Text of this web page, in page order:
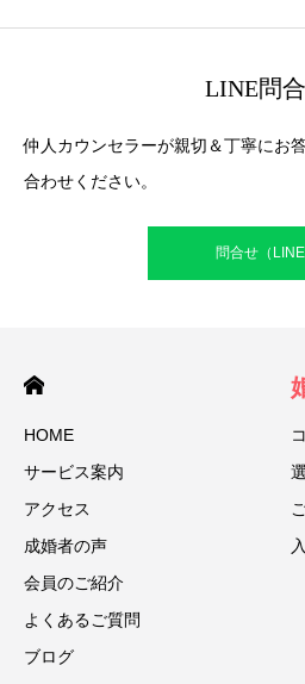
LINE問
仲人カウンセラーが親切＆丁寧にお
合わせください。
問合せ（LINE
HOME
サービス案内
アクセス
成婚者の声
会員のご紹介
よくあるご質問
ブログ